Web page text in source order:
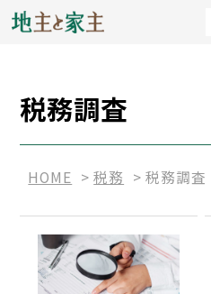
税務調査
HOME 税務 税務調査